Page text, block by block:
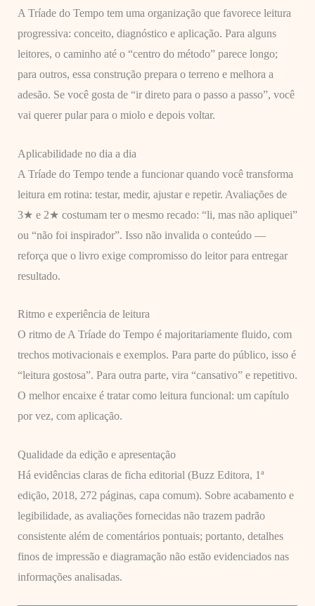
A Tríade do Tempo tem uma organização que favorece leitura
progressiva: conceito, diagnóstico e aplicação. Para alguns
leitores, o caminho até o “centro do método” parece longo;
para outros, essa construção prepara o terreno e melhora a
adesão. Se você gosta de “ir direto para o passo a passo”, você
vai querer pular para o miolo e depois voltar.
Aplicabilidade no dia a dia
A Tríade do Tempo tende a funcionar quando você transforma
leitura em rotina: testar, medir, ajustar e repetir. Avaliações de
3★ e 2★ costumam ter o mesmo recado: “li, mas não apliquei”
ou “não foi inspirador”. Isso não invalida o conteúdo —
reforça que o livro exige compromisso do leitor para entregar
resultado.
Ritmo e experiência de leitura
O ritmo de A Tríade do Tempo é majoritariamente fluido, com
trechos motivacionais e exemplos. Para parte do público, isso é
“leitura gostosa”. Para outra parte, vira “cansativo” e repetitivo.
O melhor encaixe é tratar como leitura funcional: um capítulo
por vez, com aplicação.
Qualidade da edição e apresentação
Há evidências claras de ficha editorial (Buzz Editora, 1ª
edição, 2018, 272 páginas, capa comum). Sobre acabamento e
legibilidade, as avaliações fornecidas não trazem padrão
consistente além de comentários pontuais; portanto, detalhes
finos de impressão e diagramação não estão evidenciados nas
informações analisadas.